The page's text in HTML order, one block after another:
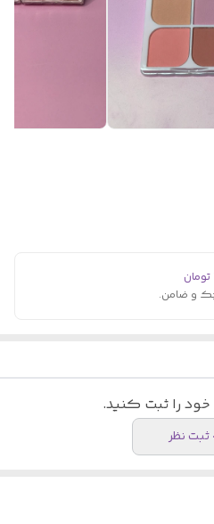
تومان
خود را ثبت کنید.
ثبت نظر